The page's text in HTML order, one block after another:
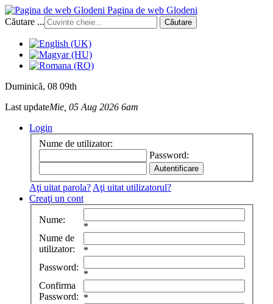
Pagina de web Glodeni
Căutare ...
Căutare
Duminică, 08 09th
Last updateMie, 05 Aug 2026 6am
Login
Nume de utilizator:
Password:
Aţi uitat parola? Aţi uitat utilizatorul?
Creaţi un cont
Nume:
*
Nume de
utilizator:
*
Password:
*
Confirma
Password: *